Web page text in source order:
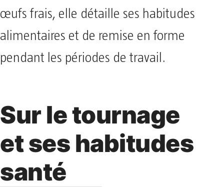
œufs frais, elle détaille ses habitudes
alimentaires et de remise en forme
pendant les périodes de travail.
Sur le tournage
et ses habitudes
santé